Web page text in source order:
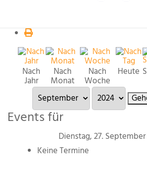
Nach
Jahr
Nach
Monat
Nach
Woche
Heute
Events für
Dienstag, 27.
Keine Termine